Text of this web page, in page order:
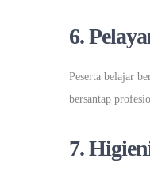
6.
Peserta belajar
bersantap
7.